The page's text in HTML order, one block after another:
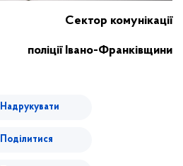
Сектор комунікації
поліції Івано-Франківщини
Надрукувати
Поділитися